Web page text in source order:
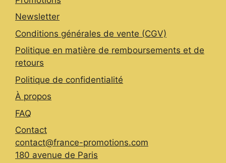
Newsletter
Conditions générales de vente (CGV)
Politique en matière de remboursements et de
retours
Politique de confidentialité
À propos
FAQ
Contact
contact@france-promotions.com
180 avenue de Paris